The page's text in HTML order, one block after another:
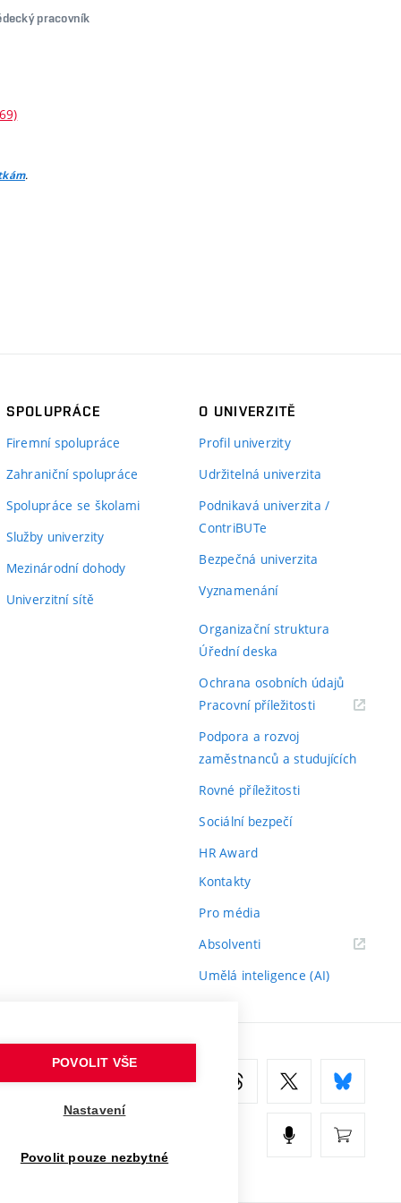
pracovník
.
SPOLUPRÁCE
Firemní spolupráce
Zahraniční spolupráce
Spolupráce se školami
Služby univerzity
Mezinárodní dohody
Univerzitní sítě
O UNIVERZITĚ
Profil univerzity
Udržitelná univerzita
Podnikavá univerzita /
ContriBUTe
Bezpečná univerzita
Vyznamenání
Organizační struktura
Úřední deska
Ochrana osobních údajů
Pracovní příležitosti(externí
Podpora a rozvoj
zaměstnanců a studujících
Rovné příležitosti
Sociální bezpečí
HR Award
Kontakty
Pro média
Absolventi(externí
Umělá inteligence (AI)
POVOLIT VŠE
Nastavení
Povolit pouze nezbytné